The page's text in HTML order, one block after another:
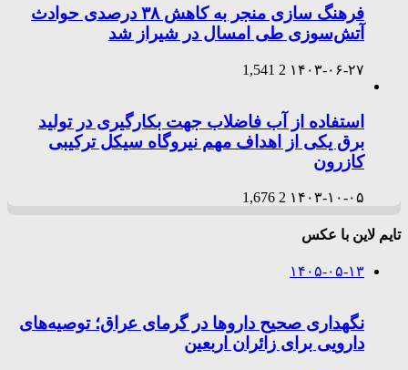
فرهنگ سازی منجر به کاهش ۳۸ درصدی حوادث
آتش‌سوزی طی امسال در شیراز شد
۱۴۰۳-۰۶-۲۷ 2
1,541
استفاده از آب فاضلاب جهت بکارگیری در تولید
برق یکی از اهداف مهم نیروگاه سیکل ترکیبی
کازرون
۱۴۰۳-۱۰-۰۵ 2
1,676
تایم لاین با عکس
۱۴۰۵-۰۵-۱۳
نگهداری صحیح داروها در گرمای عراق؛ توصیه‌های
دارویی برای زائران اربعین